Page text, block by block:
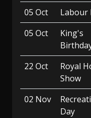
05 Oct Labour
05 Oct
King's
22 Oct
Royal
Show
02 Nov
Day